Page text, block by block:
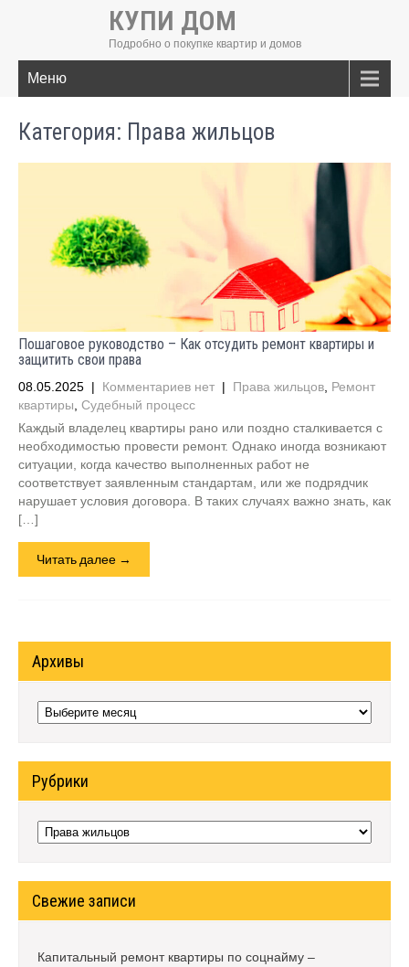
КУПИ ДОМ
Подробно о покупке квартир и домов
Меню
Категория: Права жильцов
Пошаговое руководство – Как отсудить ремонт квартиры и
защитить свои права
08.05.2025 | Комментариев нет | Права жильцов Ремонт
квартиры Судебный процесс
Каждый владелец квартиры рано или поздно сталкивается с
необходимостью провести ремонт. Однако иногда возникают
ситуации, когда качество выполненных работ не
соответствует заявленным стандартам, или же подрядчик
нарушает условия договора. В таких случаях важно знать, как
[…]
Читать далее →
Архивы
Архивы
Рубрики
Рубрики
Свежие записи
Капитальный ремонт квартиры по соцнайму –